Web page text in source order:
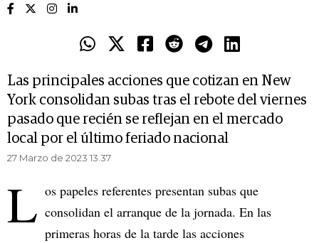
Las principales acciones que cotizan en New
York consolidan subas tras el rebote del viernes
pasado que recién se reflejan en el mercado
local por el último feriado nacional
27 Marzo de 2023 13.37
L os papeles referentes presentan subas que
consolidan el arranque de la jornada. En las
primeras horas de la tarde las acciones